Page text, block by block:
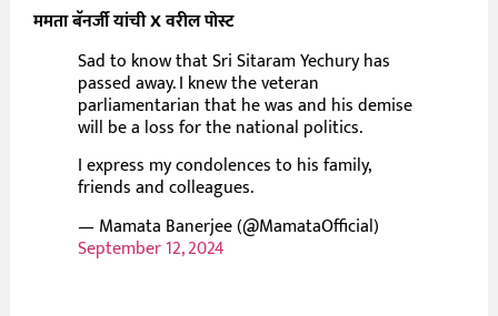
ममता बॅनर्जी यांची X वरील पोस्ट
Sad to know that Sri Sitaram Yechury has
passed away. I knew the veteran
parliamentarian that he was and his demise
will be a loss for the national politics.
I express my condolences to his family,
friends and colleagues.
— Mamata Banerjee (@MamataOfficial)
September 12, 2024